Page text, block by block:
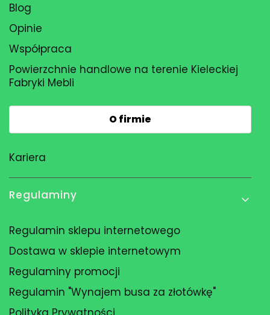
Blog
Opinie
Współpraca
Powierzchnie handlowe na terenie Kieleckiej
Fabryki Mebli
O firmie
Kariera
Regulaminy
Regulamin sklepu internetowego
Dostawa w sklepie internetowym
Regulaminy promocji
Regulamin "Wynajem busa za złotówkę"